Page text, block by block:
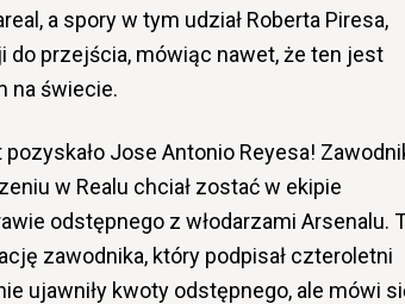
a spory w tym udział Roberta Piresa,
przejścia, mówiąc nawet, że ten jest
na świecie.
Jose Antonio Reyesa!
w Realu chciał zostać w ekipie
odstępnego z włodarzami Arsenalu.
zawodnika, który podpisał czteroletni
ujawniły kwoty odstępnego, ale mówi